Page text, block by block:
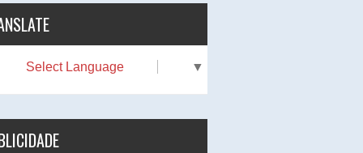
Select Language ▼